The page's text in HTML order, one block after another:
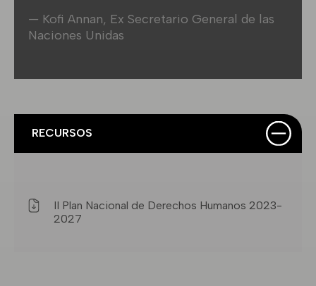
— Kofi Annan, Ex Secretario General de las
Naciones Unidas
RECURSOS
II Plan Nacional de Derechos Humanos 2023-
2027